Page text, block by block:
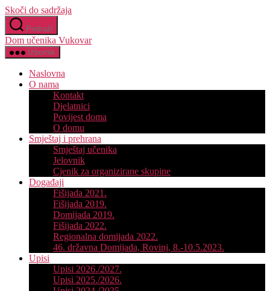
Skoči do sadržaja
Pretraži
Dom učenika Vukovar
Izbornik
Naslovna
O nama
Kontakt
Djelatnici
Povijest doma
O domu
Smještaj i prehrana
Smještaj učenika
Jelovnik
Cjenik za organizirane skupine
Događaji
Fišijada 2021.
Fišijada 2019.
Domijada 2019.
Fišijada 2022.
Regionalna domijada 2022.
46. državna Domijada, Rovinj, 8.-10.5.2023.
Upisi
Upisi 2026./2027.
Upisi 2025./2026.